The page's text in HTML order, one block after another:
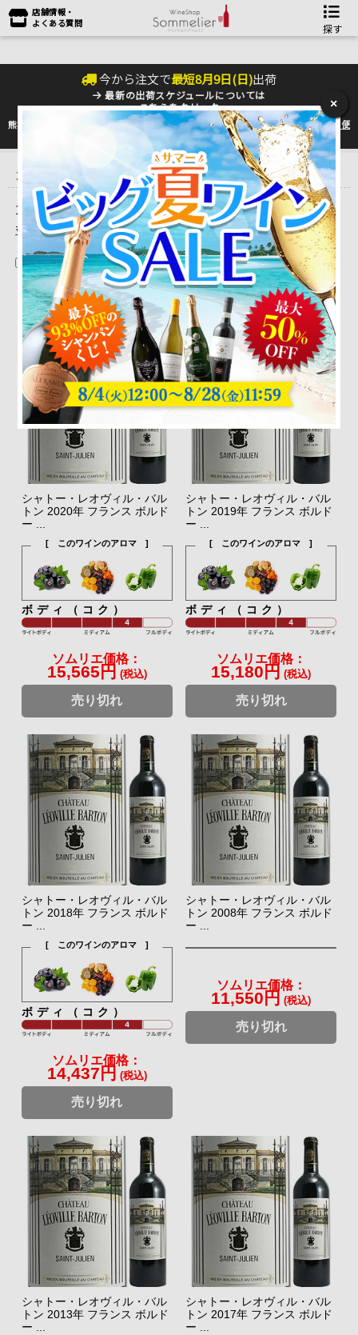
店舗情報・
よくある質問
探す
今から注文で最短8月9日(日)出荷
最新の出荷スケジュールについては
こちらをクリック
熊本地震の影響により九州への配送に遅れが生じております。最新情報は佐川急便
のHP
をご確認下さい。
産地で探す ＞ フランス ＞ボルドーワイン ＞
スーパーセカ
ンド
シャトー・レオヴィル・バルトン Chateau Leoville Barton
1 ～ 6 件目を表示しています。（全6件）
並べ替え
在庫切れを除く
シャトー・レオヴィル・バル
トン 2020年 フランス ボルド
ー ...
[ このワインのアロマ ]
ボディ（コク）
ソムリエ価格：
15,565円 (税込)
売り切れ
シャトー・レオヴィル・バル
トン 2019年 フランス ボルド
ー ...
[ このワインのアロマ ]
ボディ（コク）
ソムリエ価格：
15,180円 (税込)
売り切れ
シャトー・レオヴィル・バル
トン 2018年 フランス ボルド
ー ...
[ このワインのアロマ ]
ボディ（コク）
ソムリエ価格：
14,437円 (税込)
売り切れ
シャトー・レオヴィル・バル
トン 2008年 フランス ボルド
ー ...
ソムリエ価格：
11,550円 (税込)
売り切れ
シャトー・レオヴィル・バル
トン 2013年 フランス ボルド
ー ...
シャトー・レオヴィル・バル
トン 2017年 フランス ボルド
ー ...
×